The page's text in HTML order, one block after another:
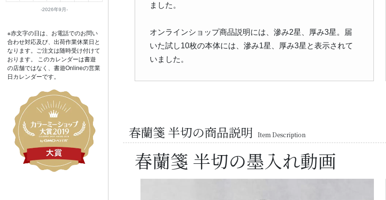
ました。
オンラインショップ商品説明には、滲み2星、厚み3星。届
いた試し10枚の本体には、滲み1星、厚み3星と表示されて
いました。
春蘭箋 半切の商品説明 Item Description
春蘭箋 半切の墨入れ動画
2026年9月
※赤文字の日は、お電話でのお問い
合わせ対応及び、出荷作業休業日と
なります。ご注文は随時受け付けて
おります。 このカレンダーは書遊
の店舗ではなく、書遊Onlineの営業
日カレンダーです。